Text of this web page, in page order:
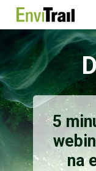
Skip
to
main
content
5
na